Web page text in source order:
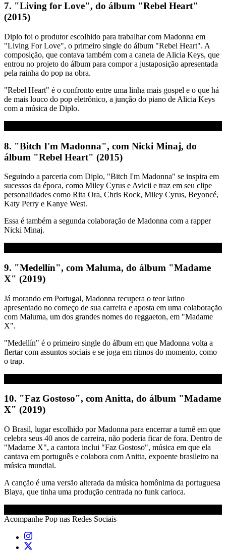
7. "Living for Love", do álbum "Rebel Heart"
(2015)
Diplo foi o produtor escolhido para trabalhar com Madonna em
"Living For Love", o primeiro single do álbum "Rebel Heart". A
composição, que contava também com a caneta de Alicia Keys, que
entrou no projeto do álbum para compor a justaposição apresentada
pela rainha do pop na obra.
"Rebel Heart" é o confronto entre uma linha mais gospel e o que há
de mais louco do pop eletrônico, a junção do piano de Alicia Keys
com a música de Diplo.
8. "Bitch I'm Madonna", com Nicki Minaj, do
álbum "Rebel Heart" (2015)
Seguindo a parceria com Diplo, "Bitch I'm Madonna" se inspira em
sucessos da época, como Miley Cyrus e Avicii e traz em seu clipe
personalidades como Rita Ora, Chris Rock, Miley Cyrus, Beyoncé,
Katy Perry e Kanye West.
Essa é também a segunda colaboração de Madonna com a rapper
Nicki Minaj.
9. "Medellín", com Maluma, do álbum "Madame
X" (2019)
Já morando em Portugal, Madonna recupera o teor latino
apresentado no começo de sua carreira e aposta em uma colaboração
com Maluma, um dos grandes nomes do reggaeton, em "Madame
X".
"Medellín" é o primeiro single do álbum em que Madonna volta a
flertar com assuntos sociais e se joga em ritmos do momento, como
o trap.
10. "Faz Gostoso", com Anitta, do álbum "Madame
X" (2019)
O Brasil, lugar escolhido por Madonna para encerrar a turnê em que
celebra seus 40 anos de carreira, não poderia ficar de fora. Dentro de
"Madame X", a cantora inclui "Faz Gostoso", música em que ela
cantava em português e colabora com Anitta, expoente brasileiro na
música mundial.
A canção é uma versão alterada da música homônima da portuguesa
Blaya, que tinha uma produção centrada no funk carioca.
Acompanhe Pop nas Redes Sociais